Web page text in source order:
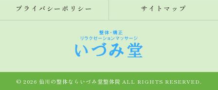
プライバシーポリシー サイトマップ
© 2026 仙川の整体ならいづみ堂整体院 ALL RIGHTS RESERVED.